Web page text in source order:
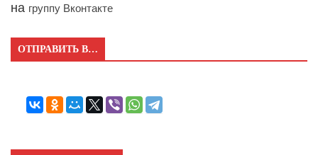
на группу Вконтакте
ОТПРАВИТЬ В…